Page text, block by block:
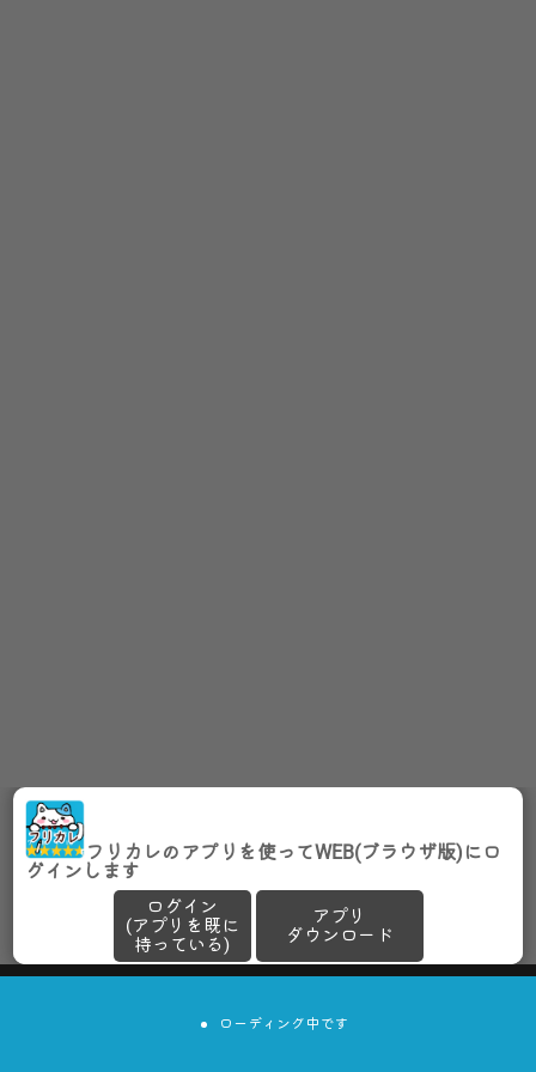
フリカレのアプリを使ってWEB(ブラウザ版)にロ
グインします
ログイン
(アプリを既に
持っている)
アプリ
ダウンロード
ローディング中です